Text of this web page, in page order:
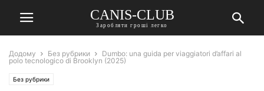
CANIS-CLUB
Заробляти гроші легко
Додому Без рубрики
Dumbo: una guida per viaggiatori d’affari al
polo tecnologico di Brooklyn (2025)
Без рубрики